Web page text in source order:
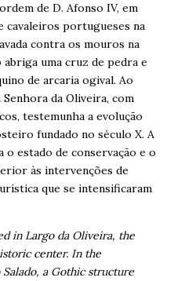
de D. Afonso IV, em
cavaleiros portugueses na
contra os mouros na
abriga uma cruz de pedra e
de arcaria ogival. Ao
da Oliveira, com
testemunha a evolução
fundado no século X. A
o estado de conservação e o
às intervenções de
que se intensificaram
in Largo da Oliveira, the
center. In the
a Gothic structure